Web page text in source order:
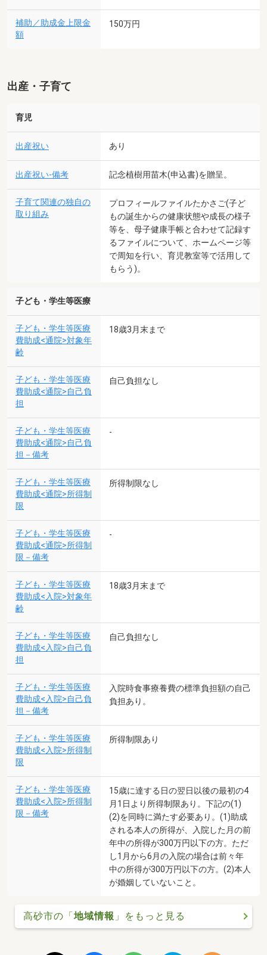
補助／助成金上限金
額
150万円
出産・子育て
育児
出産祝い あり
出産祝い-備考 記念植樹用苗木(申込書)を贈呈。
子育て関連の独自の
取り組み
プロフィールファイルたかさご(子ど
もの誕生からの健康状態や成長の様子
等を、母子健康手帳と合わせて記録す
るファイルについて、ホームページ等
で周知を行い、育児教室等で活用して
もらう)。
子ども・学生等医療
子ども・学生等医療
費助成<通院>対象年
齢
18歳3月末まで
子ども・学生等医療
費助成<通院>自己負
担
自己負担なし
子ども・学生等医療
費助成<通院>自己負
担－備考
-
子ども・学生等医療
費助成<通院>所得制
限
所得制限なし
子ども・学生等医療
費助成<通院>所得制
限－備考
-
子ども・学生等医療
費助成<入院>対象年
齢
18歳3月末まで
子ども・学生等医療
費助成<入院>自己負
担
自己負担なし
子ども・学生等医療
費助成<入院>自己負
担－備考
入院時食事療養費の標準負担額の自己
負担あり。
子ども・学生等医療
費助成<入院>所得制
限
所得制限あり
子ども・学生等医療
費助成<入院>所得制
限－備考
15歳に達する日の翌日以後の最初の4
月1日より所得制限あり。下記の(1)
(2)を同時に満たす必要あり。(1)助成
される本人の所得が、入院した月の前
年中の所得が300万円以下の方。ただ
し1月から6月の入院の場合は前々年
中の所得が300万円以下の方。(2)本人
が婚姻していないこと。
高砂市の「地域情報 」をもっと見る